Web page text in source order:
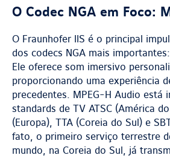
O Codec NGA em Foco:
O Fraunhofer IIS é o principal
dos codecs NGA mais
Ele oferece som imersivo
proporcionando uma experiência
precedentes. MPEG-H Audio está
standards de TV ATSC (América
(Europa), TTA (Coreia do Sul) e
fato, o primeiro serviço terrestre
mundo, na Coreia do Sul, já